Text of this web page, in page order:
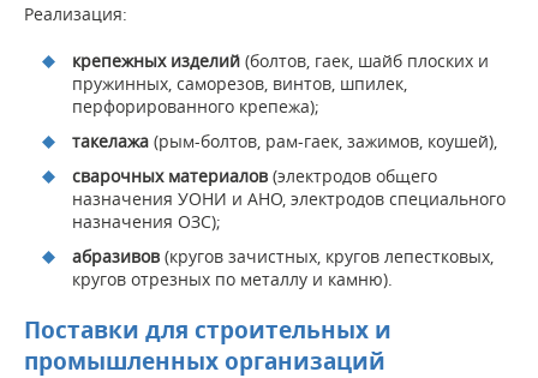
Реализация:
крепежных изделий (болтов, гаек, шайб плоских и
пружинных, саморезов, винтов, шпилек,
перфорированного крепежа);
такелажа (рым-болтов, рам-гаек, зажимов, коушей),
сварочных материалов (электродов общего
назначения УОНИ и АНО, электродов специального
назначения ОЗС);
абразивов (кругов зачистных, кругов лепестковых,
кругов отрезных по металлу и камню).
Поставки для строительных и
промышленных организаций